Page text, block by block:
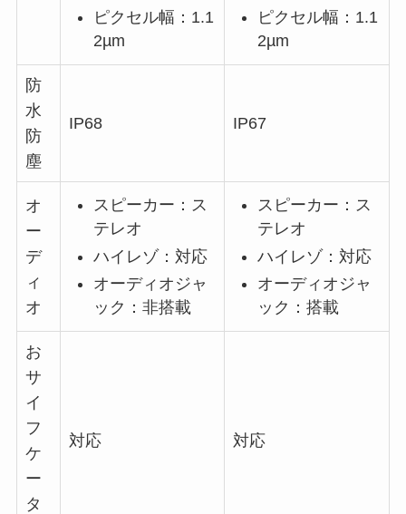
ピクセル幅：1.1
2µm
ピクセル幅：1.1
2µm
防
水
防
塵
IP68 IP67
オ
ー
デ
ィ
オ
スピーカー：ス
テレオ
ハイレゾ：対応
オーディオジャ
ック：非搭載
スピーカー：ス
テレオ
ハイレゾ：対応
オーディオジャ
ック：搭載
お
サ
イ
フ
ケ
ー
タ
対応 対応